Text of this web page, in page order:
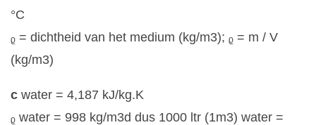
°C
ᵨ = dichtheid van het medium (kg/m3); ᵨ = m / V
(kg/m3)
c water = 4,187 kJ/kg.K
ᵨ water = 998 kg/m3d dus 1000 ltr (1m3) water =